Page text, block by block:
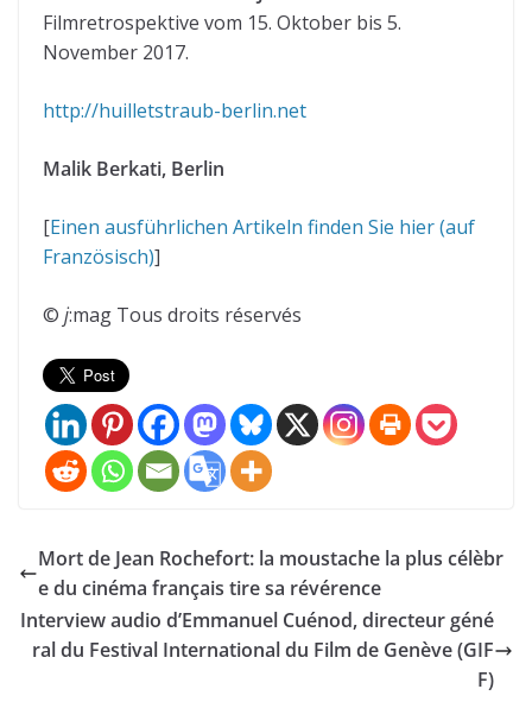
Filmretrospektive vom 15. Oktober bis 5.
November 2017.
http://huilletstraub-berlin.net
Malik Berkati, Berlin
[Einen ausführlichen Artikeln finden Sie hier (auf
Französisch)]
© j:mag Tous droits réservés
Mort de Jean Rochefort: la moustache la plus célèbr
e du cinéma français tire sa révérence
Interview audio d’Emmanuel Cuénod, directeur géné
ral du Festival International du Film de Genève (GIF
F)